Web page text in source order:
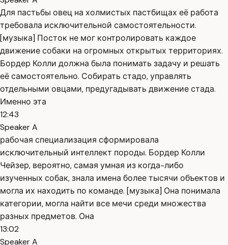
Для пастьбы овец на холмистых пастбищах её работа
требовала исключительной самостоятельности.
[музыка] Посток не мог контролировать каждое
движение собаки на огромных открытых территориях.
Бордер Колли должна была понимать задачу и решать
её самостоятельно. Собирать стадо, управлять
отдельными овцами, предугадывать движение стада.
Именно эта
12:43
Speaker A
рабочая специализация сформировала
исключительный интеллект породы. Бордер Колли
Чейзер, вероятно, самая умная из когда-либо
изученных собак, знала имена более тысячи объектов и
могла их находить по команде. [музыка] Она понимала
категории, могла найти все мечи среди множества
разных предметов. Она
13:02
Speaker A